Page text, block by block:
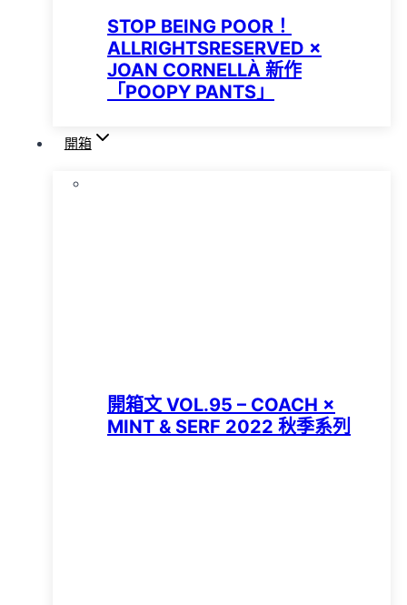
STOP BEING POOR！
ALLRIGHTSRESERVED ×
JOAN CORNELLÀ 新作
「POOPY PANTS」
開箱
開箱文 VOL.95 – COACH ×
MINT & SERF 2022 秋季系列